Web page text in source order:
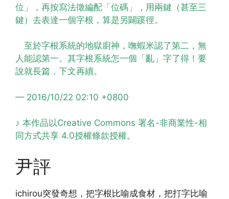
位」，再按寫法徵編配「位碼」，用兩鍵（甚至三
鍵）去表達一個字根，算是另闢蹊徑。
至於字根系統的地獄廚神，嘸蝦米認了第二，無
人能認第一。其字根系統怎一個「亂」字了得！要
說就長篇，下文再續。
— 2016/10/22 02:10 +0800
♪ 本作品以Creative Commons 署名-非商業性-相
同方式共享 4.0授權條款授權。
尹評
ichirou突發奇想，把字根比喻成食材，把打字比喻